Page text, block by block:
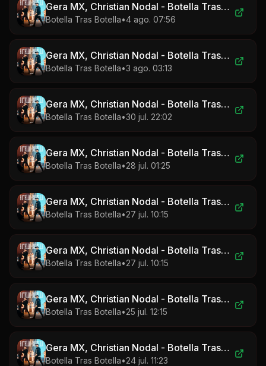
Gera MX, Christian Nodal - Botella Tras Botella
Botella Tras Botella•4 ago. 07:56
Gera MX, Christian Nodal - Botella Tras Botella
Botella Tras Botella•3 ago. 03:13
Gera MX, Christian Nodal - Botella Tras Botella
Botella Tras Botella•30 jul. 22:02
Gera MX, Christian Nodal - Botella Tras Botella
Botella Tras Botella•28 jul. 01:25
Gera MX, Christian Nodal - Botella Tras Botella
Botella Tras Botella•27 jul. 10:15
Gera MX, Christian Nodal - Botella Tras Botella
Botella Tras Botella•27 jul. 10:15
Gera MX, Christian Nodal - Botella Tras Botella
Botella Tras Botella•25 jul. 12:15
Gera MX, Christian Nodal - Botella Tras Botella
Botella Tras Botella•24 jul. 11:23